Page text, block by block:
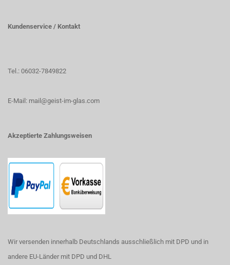
Kundenservice / Kontakt
Tel.: 06032-7849822
E-Mail: mail@geist-im-glas.com
Akzeptierte Zahlungsweisen
Wir versenden innerhalb Deutschlands ausschließlich mit DPD und in
andere EU-Länder mit DPD und DHL